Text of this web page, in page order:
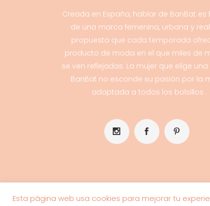
Creada en España, hablar de BanBat es
de una marca femenina, urbana y
propuesta que cada temporada
producto de moda en el que miles de
se ven reflejadas. La mujer que elige
BanBat no esconde su pasión por la
adaptada a todos los bolsillos .
Esta página web usa cookies para mejorar tu